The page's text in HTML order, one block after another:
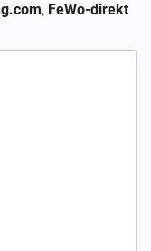
, FeWo-direkt